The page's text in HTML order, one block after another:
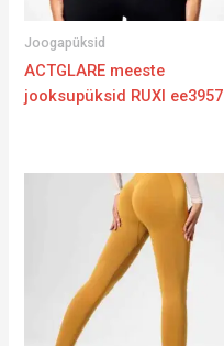
Joogapüksid
ACTGLARE meeste
jooksupüksid RUXI ee3957